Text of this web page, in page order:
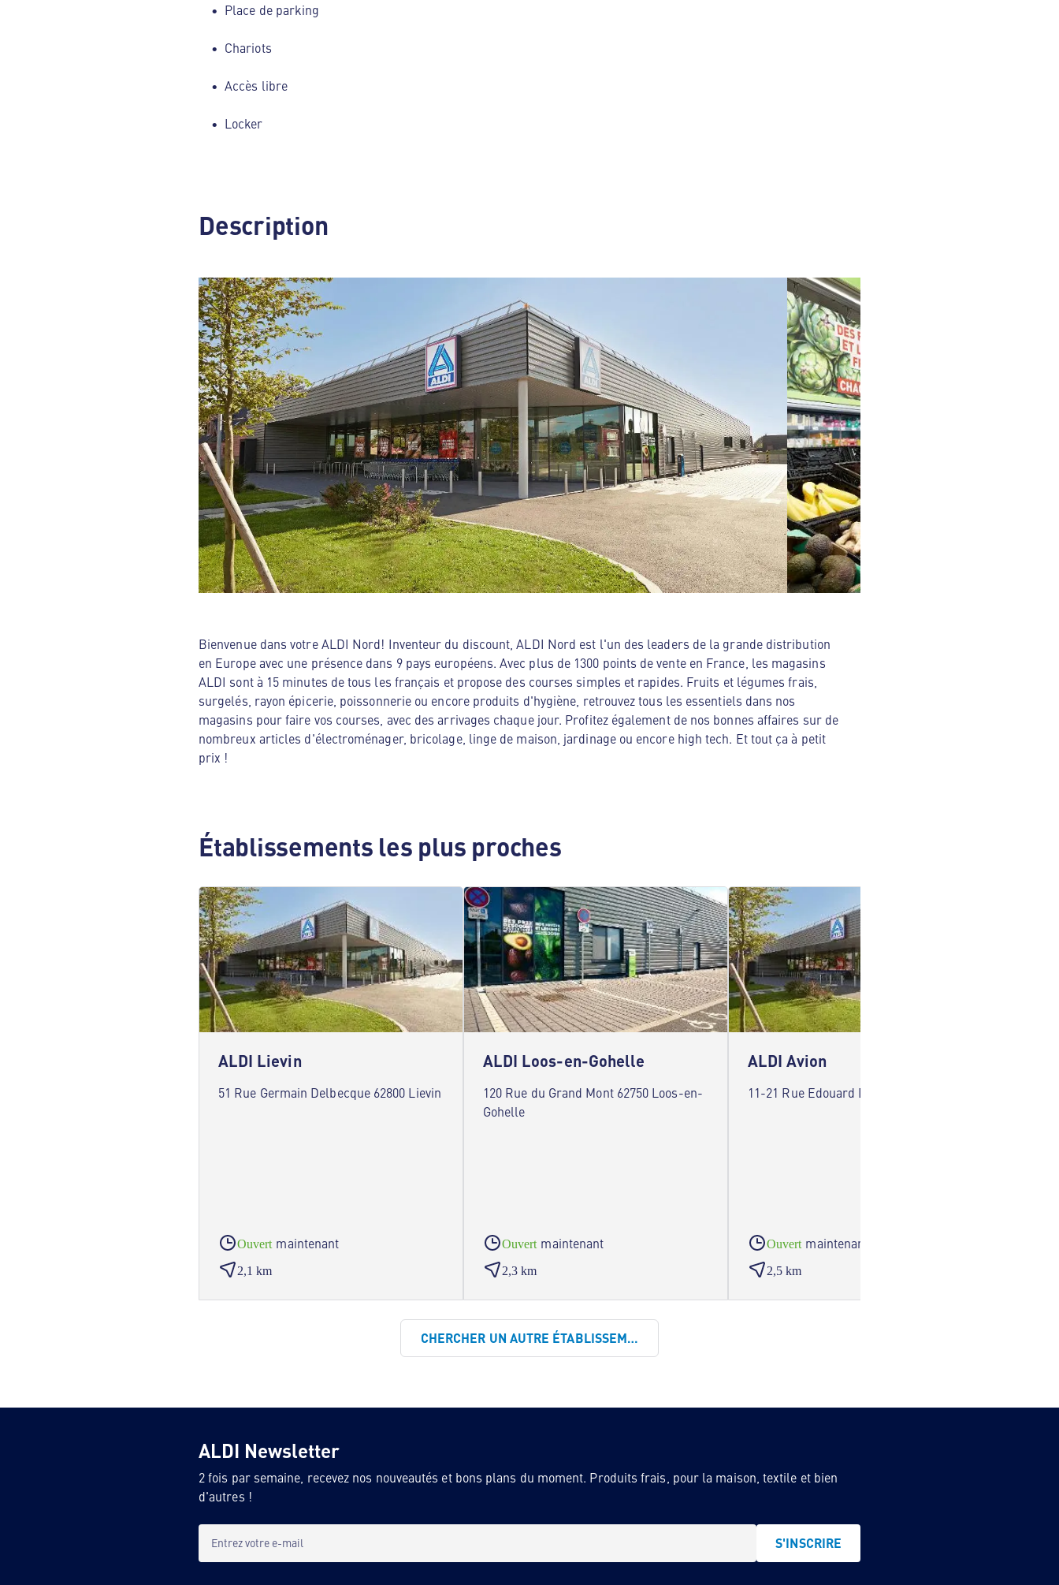
Place de parking
Chariots
Accès libre
Locker
Description
Bienvenue dans votre ALDI Nord! Inventeur du discount, ALDI Nord est l'un des leaders de la grande distribution
en Europe avec une présence dans 9 pays européens. Avec plus de 1300 points de vente en France, les magasins
ALDI sont à 15 minutes de tous les français et propose des courses simples et rapides. Fruits et légumes frais,
surgelés, rayon épicerie, poissonnerie ou encore produits d'hygiène, retrouvez tous les essentiels dans nos
magasins pour faire vos courses, avec des arrivages chaque jour. Profitez également de nos bonnes affaires sur de
nombreux articles d'électroménager, bricolage, linge de maison, jardinage ou encore high tech. Et tout ça à petit
prix !
Établissements les plus proches
ALDI Lievin
51 Rue Germain Delbecque 62800 Lievin
Ouvert maintenant
2,1 km
ALDI Loos-en-Gohelle
120 Rue du Grand Mont 62750 Loos-en-
Gohelle
Ouvert maintenant
2,3 km
ALDI Avion
11-21 Rue Edouard Depret 62210 Avion
Ouvert maintenant
2,5 km
CHERCHER UN AUTRE ÉTABLISSEMENT
ALDI Newsletter
2 fois par semaine, recevez nos nouveautés et bons plans du moment. Produits frais, pour la maison, textile et bien
d'autres !
Entrez votre e-mail S'INSCRIRE